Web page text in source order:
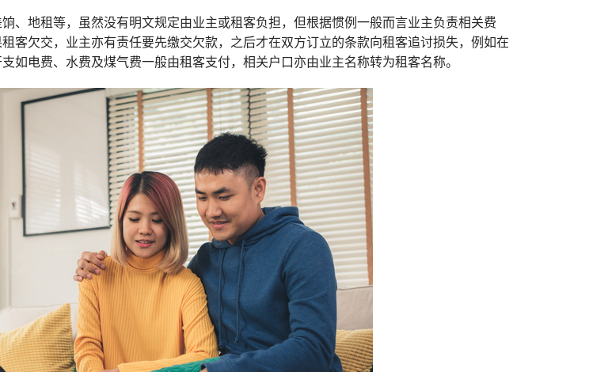
、地租等，虽然没有明文规定由业主或租客负担，但根据惯例一般而言业主负责相关费
租客欠交，业主亦有责任要先缴交欠款，之后才在双方订立的条款向租客追讨损失，例如在
如电费、水费及煤气费一般由租客支付，相关户口亦由业主名称转为租客名称。